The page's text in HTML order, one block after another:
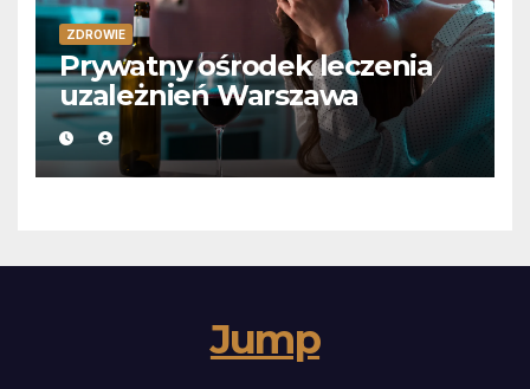
ZDROWIE
Prywatny ośrodek leczenia
uzależnień Warszawa
Jump